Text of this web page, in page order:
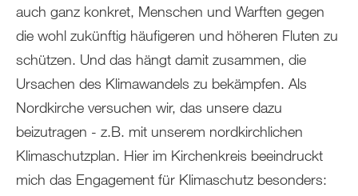
auch ganz konkret, Menschen und Warften gegen
die wohl zukünftig häufigeren und höheren Fluten zu
schützen. Und das hängt damit zusammen, die
Ursachen des Klimawandels zu bekämpfen. Als
Nordkirche versuchen wir, das unsere dazu
beizutragen - z.B. mit unserem nordkirchlichen
Klimaschutzplan. Hier im Kirchenkreis beeindruckt
mich das Engagement für Klimaschutz besonders: